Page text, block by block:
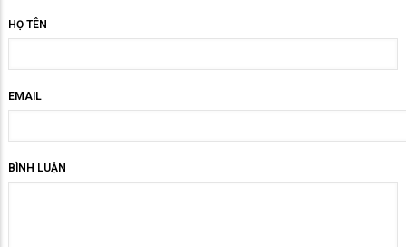
HỌ TÊN
EMAIL
BÌNH LUẬN